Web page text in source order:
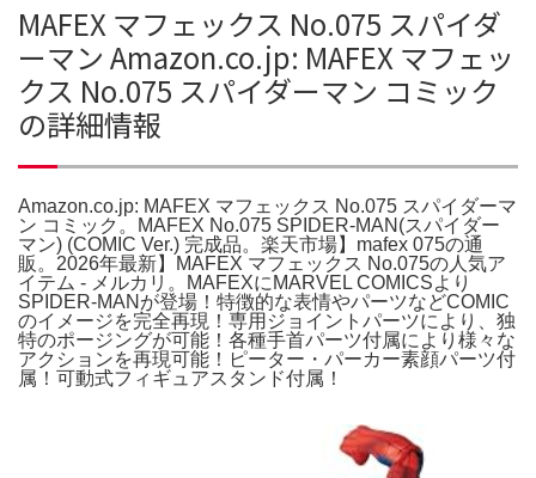
MAFEX マフェックス No.075 スパイダ
ーマン Amazon.co.jp: MAFEX マフェッ
クス No.075 スパイダーマン コミック
の詳細情報
Amazon.co.jp: MAFEX マフェックス No.075 スパイダーマ
ン コミック。MAFEX No.075 SPIDER-MAN(スパイダー
マン) (COMIC Ver.) 完成品。楽天市場】mafex 075の通
販。2026年最新】MAFEX マフェックス No.075の人気ア
イテム - メルカリ。MAFEXにMARVEL COMICSより
SPIDER-MANが登場！特徴的な表情やパーツなどCOMIC
のイメージを完全再現！専用ジョイントパーツにより、独
特のポージングが可能！各種手首パーツ付属により様々な
アクションを再現可能！ピーター・パーカー素顔パーツ付
属！可動式フィギュアスタンド付属！